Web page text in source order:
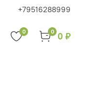
+79516288999
0 0 0 ₽